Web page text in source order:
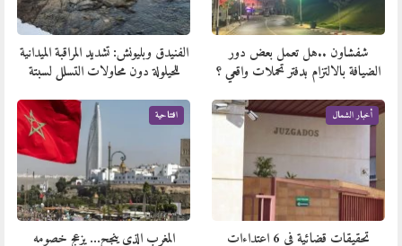
شفشاون ..هل تعمل بعض دور
الضيافة بالالتزام بدفتر تحملات واقعي ؟
الفنيدق وبليونش: تشديد المراقبة الميدانية
للحيلولة دون محاولات التسلل لسبتة
أخبار الشمال
تحقيقات قضائية في 6 اعتداءات
افتتاحية
المغرب الذي ينجح… يزعج خصومه